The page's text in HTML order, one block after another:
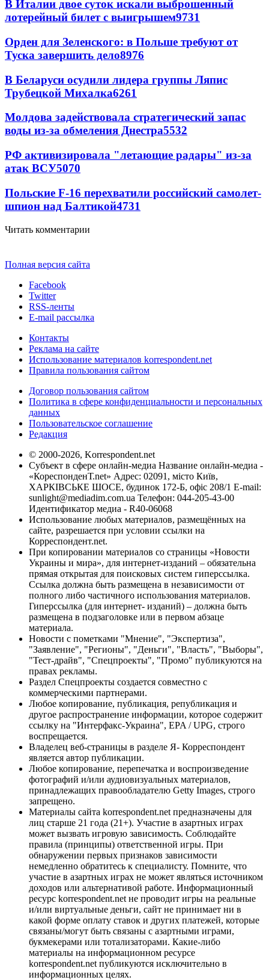
В Италии двое суток искали выброшенный
лотерейный билет с выигрышем9731
Орден для Зеленского: в Польше требуют от
Туска завершить дело8976
В Беларуси осудили лидера группы Ляпис
Трубецкой Михалка6261
Молдова задействовала стратегический запас
воды из-за обмеления Днестра5532
РФ активизировала "летающие радары" из-за
атак ВСУ5070
Польские F-16 перехватили российский самолет-
шпион над Балтикой4731
Читать комментарии
Полная версия сайта
Facebook
Twitter
RSS-ленты
E-mail рассылка
Контакты
Реклама на сайте
Использование материалов korrespondent.net
Правила пользования сайтом
Договор пользования сайтом
Политика в сфере конфиденциальности и персональных
данных
Пользовательское соглашение
Редакция
© 2000-2026, Korrespondent.net
Субъект в сфере онлайн-медиа Название онлайн-медиа -
«КореспонденТ.net» Адрес: 02091, місто Київ,
ХАРКІВСЬКЕ ШОСЕ, будинок 172-Б, офіс 208/1 E-mail:
sunlight@mediadim.com.ua Телефон: 044-205-43-00
Идентификатор медиа - R40-06068
Использование любых материалов, размещённых на
сайте, разрешается при условии ссылки на
Корреспондент.net.
При копировании материалов со страницы «Новости
Украины и мира», для интернет-изданий – обязательна
прямая открытая для поисковых систем гиперссылка.
Ссылка должна быть размещена в независимости от
полного либо частичного использования материалов.
Гиперссылка (для интернет- изданий) – должна быть
размещена в подзаголовке или в первом абзаце
материала.
Новости с пометками "Мнение", "Экспертиза",
"Заявление", "Регионы", "Деньги", "Власть", "Выборы",
"Тест-драйв", "Спецпроекты", "Промо" публикуются на
правах рекламы.
Раздел Спецпроекты создается совместно с
коммерческими партнерами.
Любое копирование, публикация, републикация и
другое распространение информации, которое содержит
ссылку на "Интерфакс-Украина", EPA / UPG, строго
воспрещается.
Владелец веб-страницы в разделе Я- Корреспондент
является автор публикации.
Любое копирование, перепечатка и воспроизведение
фотографий и/или аудиовизуальных материалов,
принадлежащих правообладателю Getty Images, строго
запрещено.
Материалы сайта korrespondent.net предназначены для
лиц старше 21 года (21+). Участие в азартных играх
может вызвать игровую зависимость. Соблюдайте
правила (принципы) ответственной игры. При
обнаружении первых признаков зависимости
немедленно обратитесь к специалисту. Помните, что
участие в азартных играх не может являться источником
доходов или альтернативой работе. Информационный
ресурс korrespondent.net не проводит игры на реальные
и/или виртуальные деньги, сайт не принимает ни в
какой форме оплату ставок и других платежей, которые
связаны/могут быть связаны с азартными играми,
букмекерами или тотализаторами. Какие-либо
материалы на информационном ресурсе
korrespondent.net публикуются исключительно в
информационных целях.